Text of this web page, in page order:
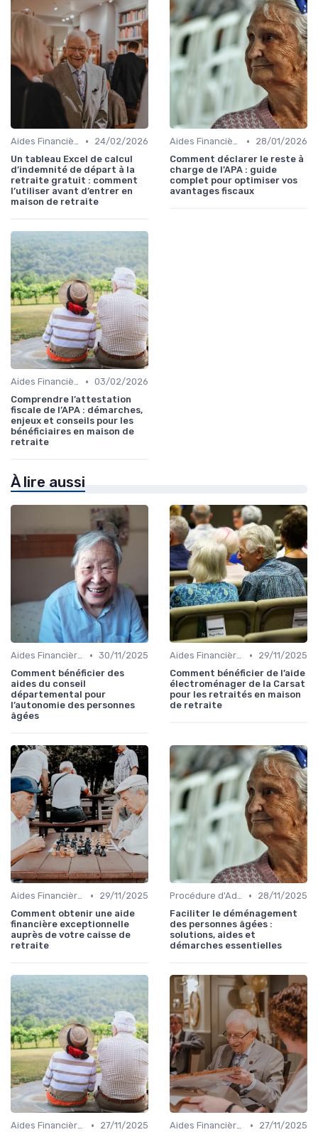
Aides Financières et Subventions •
24/02/2026
Un tableau Excel de calcul
d’indemnité de départ à la
retraite gratuit : comment
l’utiliser avant d’entrer en
maison de retraite
Aides Financières et Subventions •
28/01/2026
Comment déclarer le reste à
charge de l’APA : guide
complet pour optimiser vos
avantages fiscaux
Aides Financières et Subventions • 03/02/2026
Comprendre l’attestation
fiscale de l’APA : démarches,
enjeux et conseils pour les
bénéficiaires en maison de
retraite
À lire aussi
Aides Financières et Subventions • 30/11/2025
Comment bénéficier des
aides du conseil
départemental pour
l’autonomie des personnes
âgées
Aides Financières et Subventions •
29/11/2025
Comment bénéficier de l’aide
électroménager de la Carsat
pour les retraités en maison
de retraite
Aides Financières et Subventions •
29/11/2025
Comment obtenir une aide
financière exceptionnelle
auprès de votre caisse de
retraite
Procédure d'Admission •
28/11/2025
Faciliter le déménagement
des personnes âgées :
solutions, aides et
démarches essentielles
Aides Financières et Subventions •
27/11/2025
Aides Financières et Subventions •
27/11/2025